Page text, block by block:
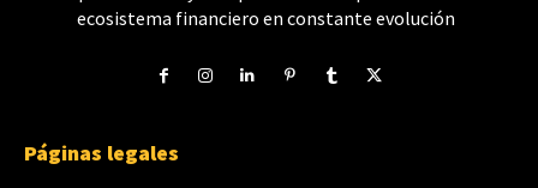
ecosistema financiero en constante evolución
Páginas legales